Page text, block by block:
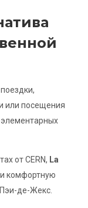
или посещения
от CERN, La
комфортную
де-Жекс.